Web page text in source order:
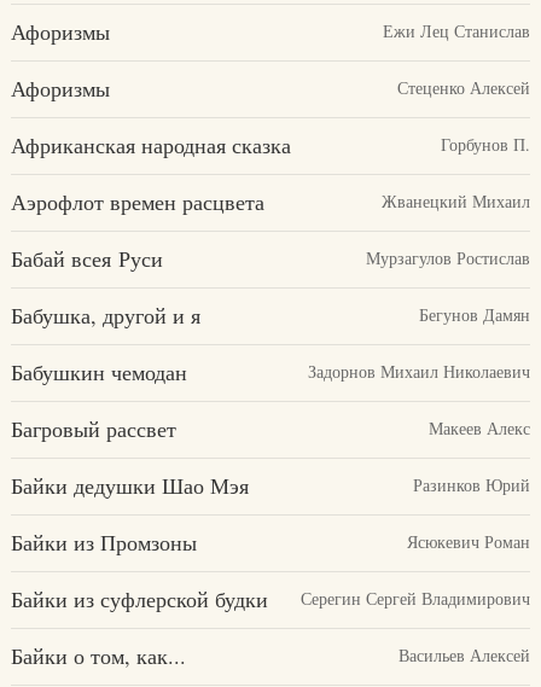
Афоризмы Ежи Лец Станислав
Афоризмы Стеценко Алексей
Африканская народная сказка Горбунов П.
Аэрофлот времен расцвета Жванецкий Михаил
Бабай всея Руси Мурзагулов Ростислав
Бабушка, другой и я Бегунов Дамян
Бабушкин чемодан Задорнов Михаил Николаевич
Багровый рассвет Макеев Алекс
Байки дедушки Шао Мэя Разинков Юрий
Байки из Промзоны Ясюкевич Роман
Байки из суфлерской будки Серегин Сергей Владимирович
Байки о том, как... Васильев Алексей